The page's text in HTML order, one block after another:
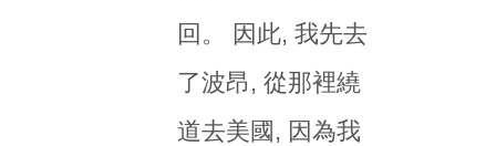
回。 因此, 我先去
了波昂, 從那裡繞
道去美國, 因為我